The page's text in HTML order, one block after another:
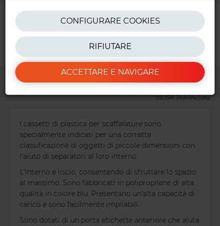
Configuratore
39,15€IVA inclusa
32,09€
I cassetti di plastica per scaffalature sono
specialmente indicati per una corretta
classificazione di oggetti di piccole dimensioni con
l'aiuto di separatori al loro interno.
L'interno è liscio, consentendo di sfruttare lo spazio
al massimo. Sono fabbricati in polipropilene di alta
qualità in colore blu. Presentano un'alta capacità di
carico e sono facilmente impilabili.
Sono dotati di un porta etichette anteriore che aiuta
CONFIGURARE COOKIES
RIFIUTARE
ACCETTARE E NAVIGARE